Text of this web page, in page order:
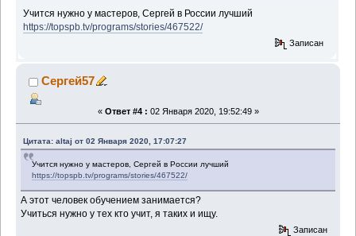
Учится нужно у мастеров, Сергей в России лучший
https://topspb.tv/programs/stories/467522/
Записан
Сергей57
« Ответ #4 : 02 Января 2020, 19:52:49 »
Цитата: altaj от 02 Января 2020, 17:07:27
Учится нужно у мастеров, Сергей в России лучший
https://topspb.tv/programs/stories/467522/
А этот человек обучением занимается?
Учиться нужно у тех кто учит, я таких и ищу.
Записан